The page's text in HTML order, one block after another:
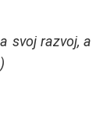
razvoj,